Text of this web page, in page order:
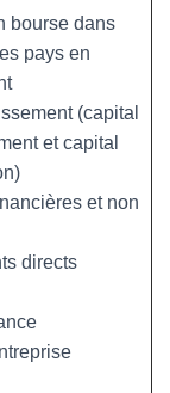
bourse dans
pays en
(capital
et capital
et non
directs